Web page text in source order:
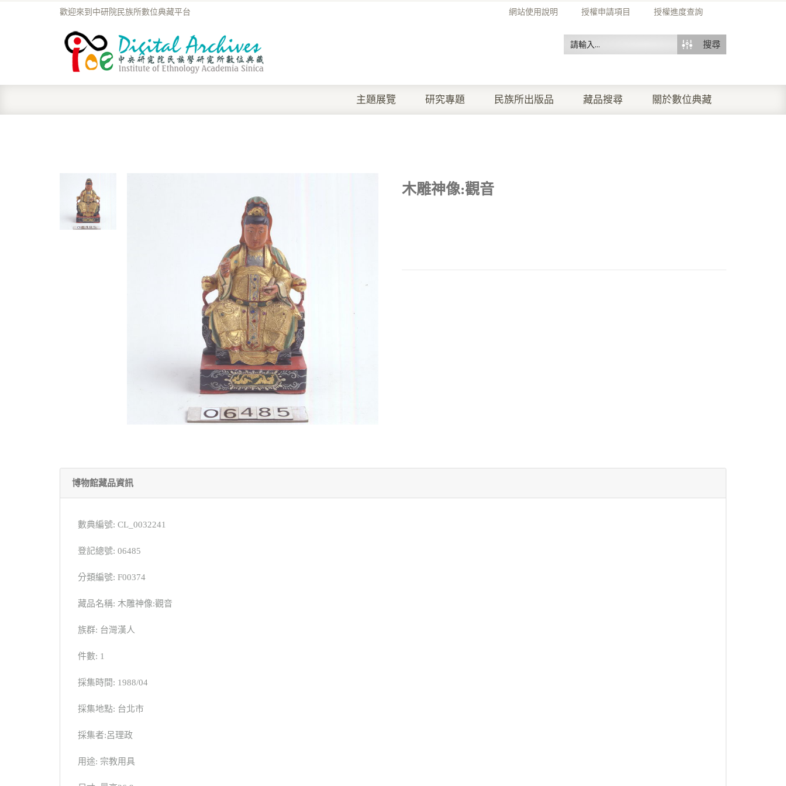
網站使用說明 授權申請項目 授權進度查詢
歡迎來到中研院民族所數位典藏平台
搜尋
主題展覽 研究專題 民族所出版品 藏品搜尋 關於數位典藏
木雕神像:觀音
博物館藏品資訊
數典編號: CL_0032241
登記總號: 06485
分類編號: F00374
藏品名稱: 木雕神像:觀音
族群: 台灣漢人
件數: 1
採集時間: 1988/04
採集地點: 台北市
採集者:呂理政
用途: 宗教用具